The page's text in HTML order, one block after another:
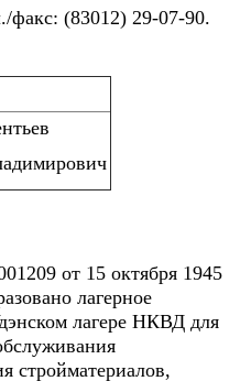
факс: (83012) 29-07-90.
от 15 октября 1945
лагерное
лагере НКВД для
стройматериалов,